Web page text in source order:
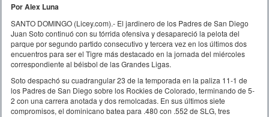
Por Alex Luna
SANTO DOMINGO (Licey.com).- El jardinero de los Padres de San Diego
Juan Soto continuó con su tórrida ofensiva y desapareció la pelota del
parque por segundo partido consecutivo y tercera vez en los últimos dos
encuentros para ser el Tigre más destacado en la jornada del miércoles
correspondiente al béisbol de las Grandes Ligas.
Soto despachó su cuadrangular 23 de la temporada en la paliza 11-1 de
los Padres de San Diego sobre los Rockies de Colorado, terminando de 5-
2 con una carrera anotada y dos remolcadas. En sus últimos siete
compromisos, el dominicano batea para .480 con .552 de SLG, tres